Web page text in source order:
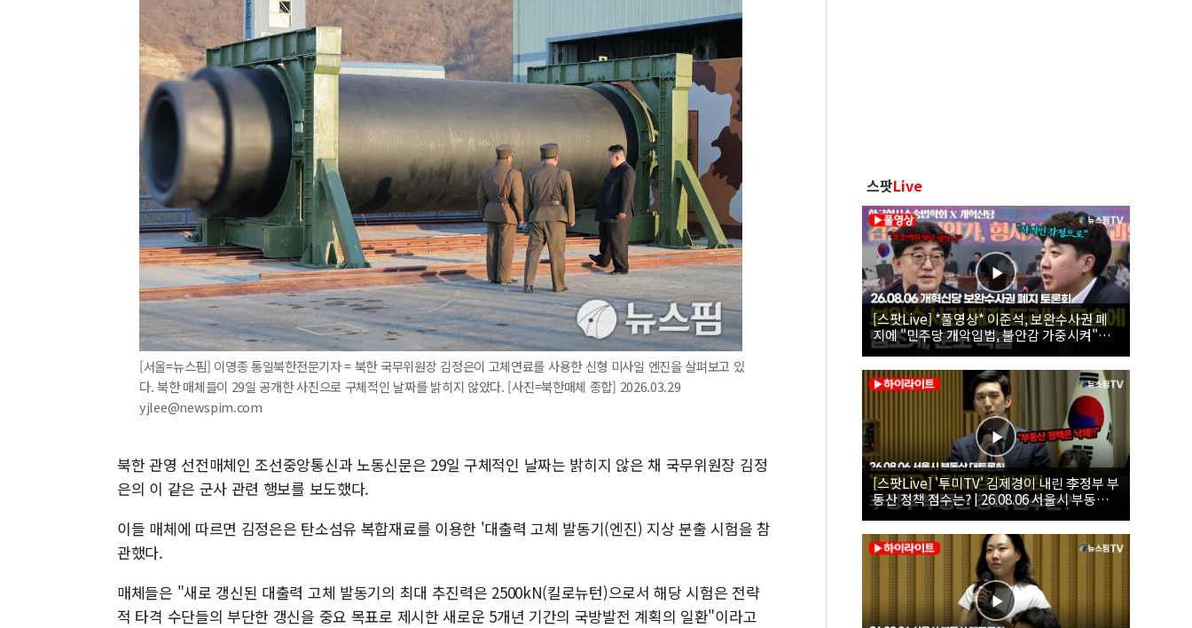
[서울=뉴스핌] 이영종 통일북한전문기자 = 북한 국무위원장 김정은이 고체연료를 사용한 신형 미사일 엔진을 살펴보고 있
다. 북한 매체들이 29일 공개한 사진으로 구체적인 날짜를 밝히지 않았다. [사진=북한매체 종합] 2026.03.29
yjlee@newspim.com
북한 관영 선전매체인 조선중앙통신과 노동신문은 29일 구체적인 날짜는 밝히지 않은 채 국무위원장 김정
은의 이 같은 군사 관련 행보를 보도했다.
이들 매체에 따르면 김정은은 탄소섬유 복합재료를 이용한 '대출력 고체 발동기(엔진) 지상 분출 시험을 참
관했다.
매체들은 "새로 갱신된 대출력 고체 발동기의 최대 추진력은 2500kN(킬로뉴턴)으로서 해당 시험은 전략
적 타격 수단들의 부단한 갱신을 중요 목표로 제시한 새로운 5개년 기간의 국방발전 계획의 일환"이라고
스팟Live
[스팟Live] *풀영상* 이준석, 보완수사권 폐
지에 "민주당 개악입법, 불안감 가중시켜"｜
26.08.06 개혁신당 보완수사권 폐지 토론회
[스팟Live] '투미TV' 김제경이 내린 李정부 부
동산 정책 점수는? | 26.08.06 서울시 부동산
대토론회